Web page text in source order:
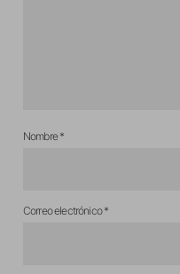
Nombre*
Correo electrónico*